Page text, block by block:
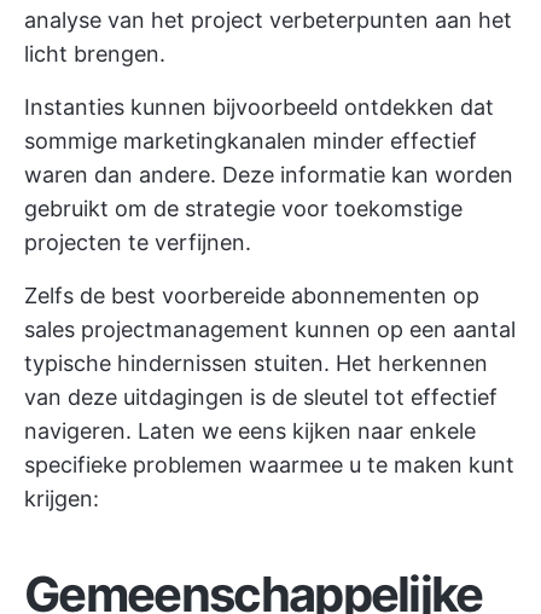
analyse van het project verbeterpunten aan het
licht brengen.
Instanties kunnen bijvoorbeeld ontdekken dat
sommige marketingkanalen minder effectief
waren dan andere. Deze informatie kan worden
gebruikt om de strategie voor toekomstige
projecten te verfijnen.
Zelfs de best voorbereide abonnementen op
sales projectmanagement kunnen op een aantal
typische hindernissen stuiten. Het herkennen
van deze uitdagingen is de sleutel tot effectief
navigeren. Laten we eens kijken naar enkele
specifieke problemen waarmee u te maken kunt
krijgen:
Gemeenschappelijke